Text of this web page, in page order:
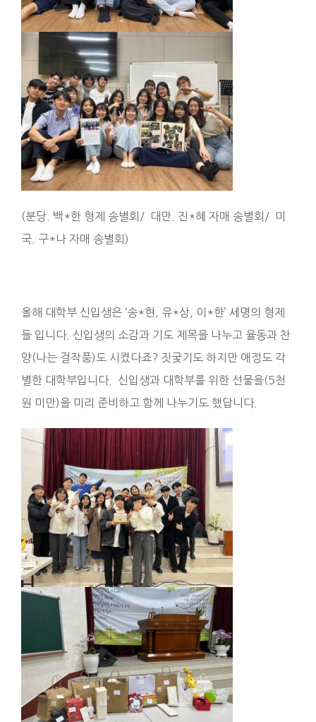
(분당. 백*한 형제 송별회/ 대만. 진*혜 자매 송별회/ 미
국. 구*나 자매 송별회)
올해 대학부 신입생은 ‘송*현, 유*상, 이*한’ 세명의 형제
들 입니다. 신입생의 소감과 기도 제목을 나누고 율동과 찬
양(나는 걸작품)도 시켰다죠? 짓궂기도 하지만 애정도 각
별한 대학부입니다. 신입생과 대학부를 위한 선물을(5천
원 미만)을 미리 준비하고 함께 나누기도 했답니다.